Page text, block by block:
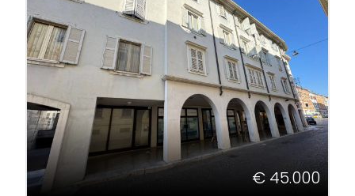
€ 45.000